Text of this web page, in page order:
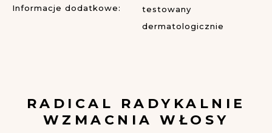
Informacje dodatkowe:
testowany
dermatologicznie
RADICAL
RADYKALNIE
WZMACNIA WŁOSY